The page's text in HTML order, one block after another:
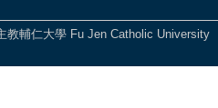
教輔仁大學 Fu Jen Catholic University